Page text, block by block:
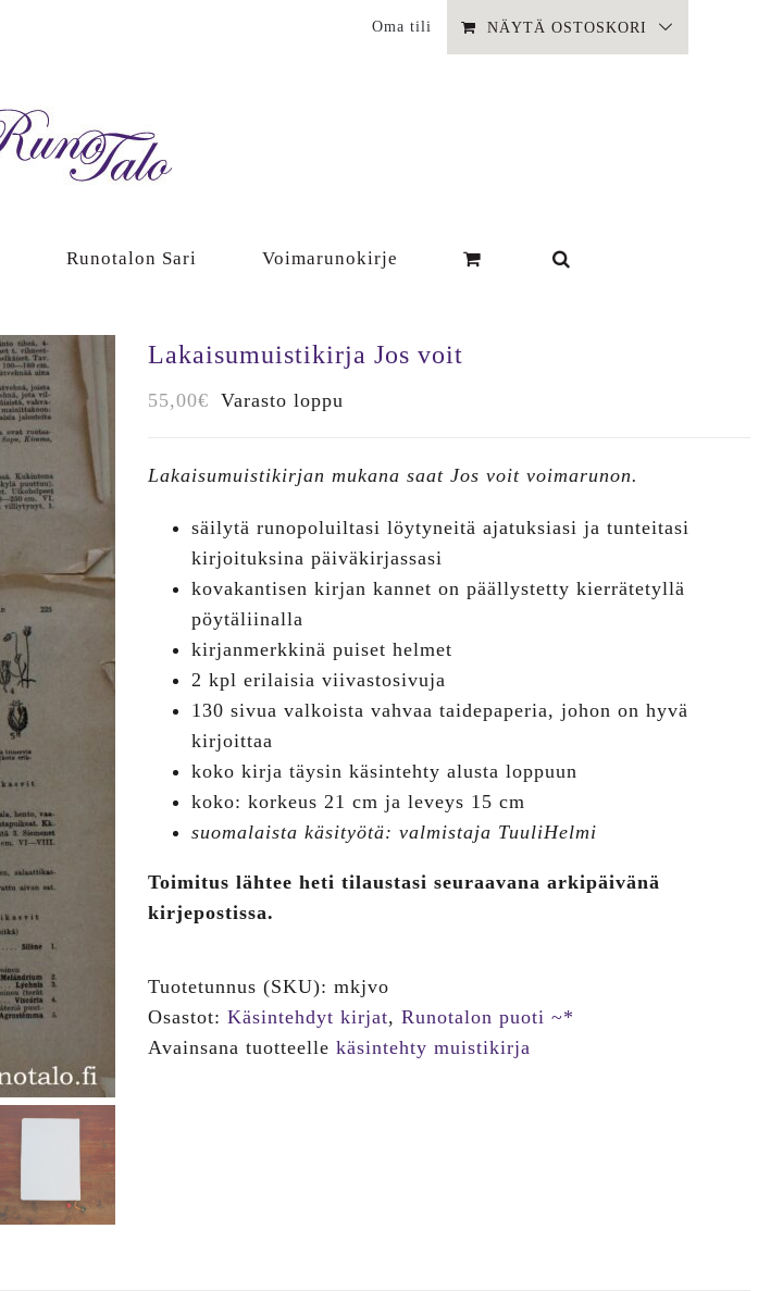
Oma tili NÄYTÄ OSTOSKORI
Runotalon Sari Voimarunokirje
Lakaisumuistikirja Jos voit
55,00€ Varasto loppu
Lakaisumuistikirjan mukana saat Jos voit voimarunon.
säilytä runopoluiltasi löytyneitä ajatuksiasi ja tunteitasi
kirjoituksina päiväkirjassasi
kovakantisen kirjan kannet on päällystetty kierrätetyllä
pöytäliinalla
kirjanmerkkinä puiset helmet
2 kpl erilaisia viivastosivuja
130 sivua valkoista vahvaa taidepaperia, johon on hyvä
kirjoittaa
koko kirja täysin käsintehty alusta loppuun
koko: korkeus 21 cm ja leveys 15 cm
suomalaista käsityötä: valmistaja TuuliHelmi
Toimitus lähtee heti tilaustasi seuraavana arkipäivänä
kirjepostissa.
Tuotetunnus (SKU): mkjvo
Osastot: Käsintehdyt kirjat, Runotalon puoti ~*
Avainsana tuotteelle käsintehty muistikirja